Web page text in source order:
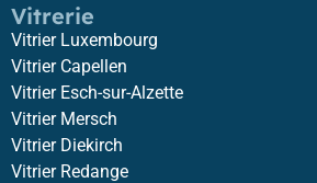
Vitrerie
Vitrier Luxembourg
Vitrier Capellen
Vitrier Esch-sur-Alzette
Vitrier Mersch
Vitrier Diekirch
Vitrier Redange